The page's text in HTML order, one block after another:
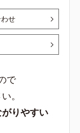
せ
で
。
りやすい